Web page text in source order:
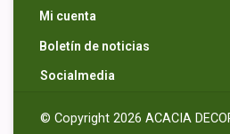
Mi cuenta
Boletín de noticias
Socialmedia
© Copyright 2026 ACACIA